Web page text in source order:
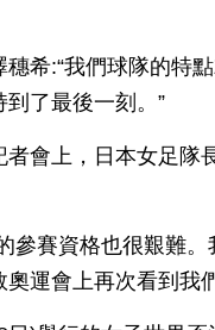
穗希:“我們球隊的特
到了最後一刻。”
者會上，日本女足隊
參賽資格也很艱難
奧運會上再次看到我